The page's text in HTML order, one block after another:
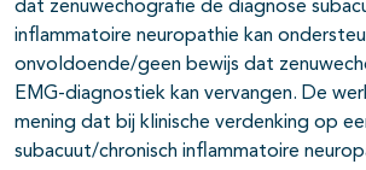
dat zenuwechografie de diagnose
inflammatoire neuropathie kan
onvoldoende/geen bewijs dat
EMG-diagnostiek kan vervangen. De
mening dat bij klinische verdenking op
subacuut/chronisch inflammatoire